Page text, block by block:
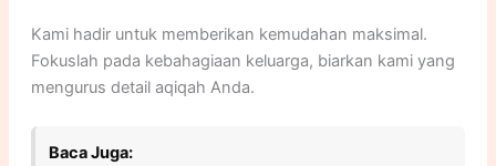
Kami hadir untuk memberikan kemudahan maksimal.
Fokuslah pada kebahagiaan keluarga, biarkan kami yang
mengurus detail aqiqah Anda.
Baca Juga: